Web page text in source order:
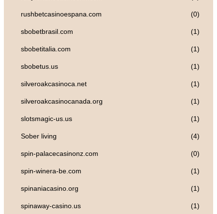
rushbetcasinoespana.com (0)
sbobetbrasil.com (1)
sbobetitalia.com (1)
sbobetus.us (1)
silveroakcasinoca.net (1)
silveroakcasinocanada.org (1)
slotsmagic-us.us (1)
Sober living (4)
spin-palacecasinonz.com (0)
spin-winera-be.com (1)
spinaniacasino.org (1)
spinaway-casino.us (1)